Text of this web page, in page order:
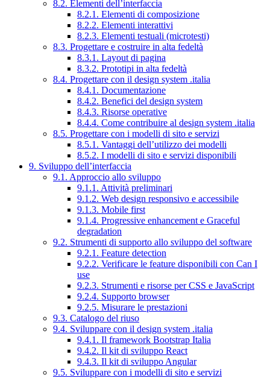
8.2. Elementi dell’interfaccia
8.2.1. Elementi di composizione
8.2.2. Elementi interattivi
8.2.3. Elementi testuali (microtesti)
8.3. Progettare e costruire in alta fedeltà
8.3.1. Layout di pagina
8.3.2. Prototipi in alta fedeltà
8.4. Progettare con il design system .italia
8.4.1. Documentazione
8.4.2. Benefici del design system
8.4.3. Risorse operative
8.4.4. Come contribuire al design system .italia
8.5. Progettare con i modelli di sito e servizi
8.5.1. Vantaggi dell’utilizzo dei modelli
8.5.2. I modelli di sito e servizi disponibili
9. Sviluppo dell’interfaccia
9.1. Approccio allo sviluppo
9.1.1. Attività preliminari
9.1.2. Web design responsivo e accessibile
9.1.3. Mobile first
9.1.4. Progressive enhancement e Graceful
degradation
9.2. Strumenti di supporto allo sviluppo del software
9.2.1. Feature detection
9.2.2. Verificare le feature disponibili con Can I
use
9.2.3. Strumenti e risorse per CSS e JavaScript
9.2.4. Supporto browser
9.2.5. Misurare le prestazioni
9.3. Catalogo del riuso
9.4. Sviluppare con il design system .italia
9.4.1. Il framework Bootstrap Italia
9.4.2. Il kit di sviluppo React
9.4.3. Il kit di sviluppo Angular
9.5. Sviluppare con i modelli di sito e servizi